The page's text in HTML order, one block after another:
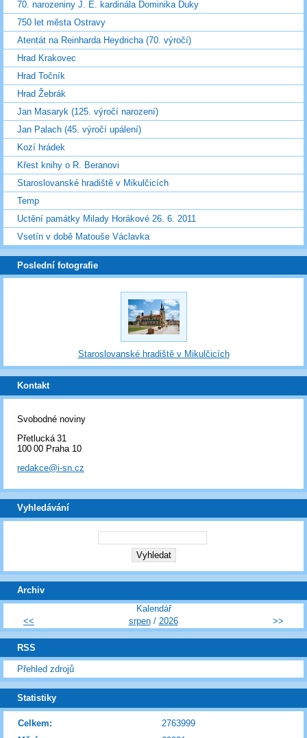
70. narozeniny J. E. kardinála Dominika Duky
750 let města Ostravy
Atentát na Reinharda Heydricha (70. výročí)
Hrad Krakovec
Hrad Točník
Hrad Žebrák
Jan Masaryk (125. výročí narození)
Jan Palach (45. výročí upálení)
Kozí hrádek
Křest knihy o R. Beranovi
Staroslovanské hradiště v Mikulčicích
Temp
Uctění památky Milady Horákové 26. 6. 2011
Vsetín v době Matouše Václavka
Poslední fotografie
Staroslovanské hradiště v Mikulčicích
Kontakt
Svobodné noviny
Přetlucká 31
100 00 Praha 10
redakce@i-sn.cz
Vyhledávání
Archiv
Kalendář
<<
srpen/ 2026 >>
RSS
Přehled zdrojů
Statistiky
Celkem:
2763999